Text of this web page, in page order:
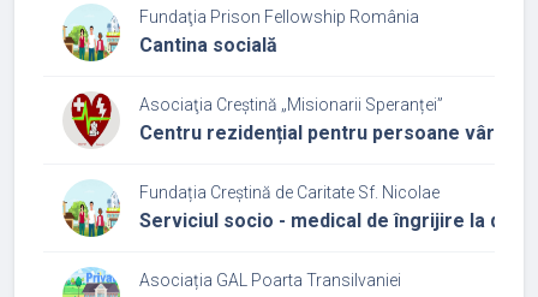
Fundaţia Prison Fellowship România
Cantina socială
Asociaţia Creștină „Misionarii Speranței”
Centru rezidențial pentru persoane
Fundația Creștină de Caritate Sf. Nicolae
Serviciul socio - medical de îngrijire la
Asociația GAL Poarta Transilvaniei